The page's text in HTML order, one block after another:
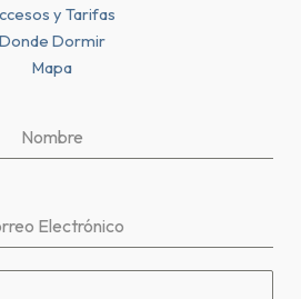
y Tarifas
Donde Dormir
Mapa
Nombre
Electrónico